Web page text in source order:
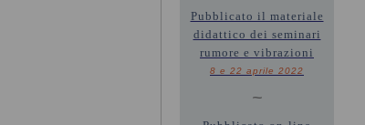
Pubblicato il materiale
didattico dei seminari
rumore e vibrazioni
8 e 22 aprile 2022
~